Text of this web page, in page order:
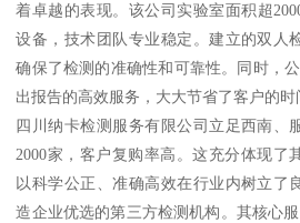
着卓越的表现。该公司实验室面积超
设备，技术团队专业稳定。建立的双人
确保了检测的准确性和可靠性。同时，
出报告的高效服务，大大节省了客户的时
四川纳卡检测服务有限公司立足西南、
2000家，客户复购率高。这充分体现了
以科学公正、准确高效在行业内树立了
造企业优选的第三方检测机构。其核心